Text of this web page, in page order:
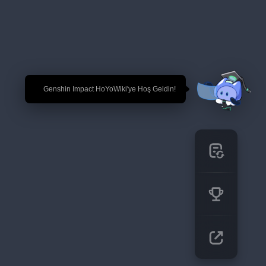
🎉 Genshin Impact HoYoWiki'ye Hoş Geldin!